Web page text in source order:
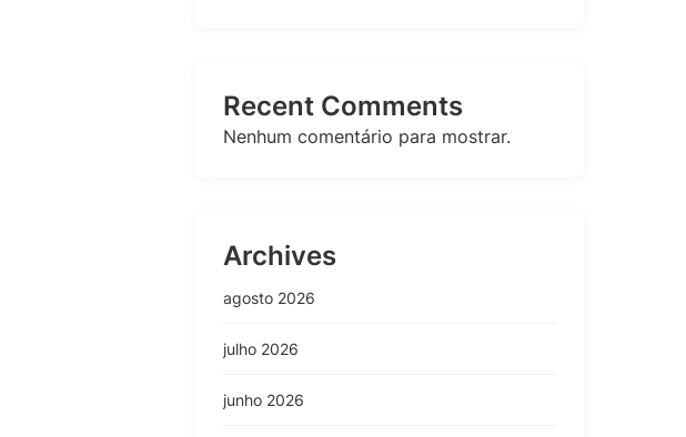
Recent Comments
Nenhum comentário para mostrar.
Archives
agosto 2026
julho 2026
junho 2026